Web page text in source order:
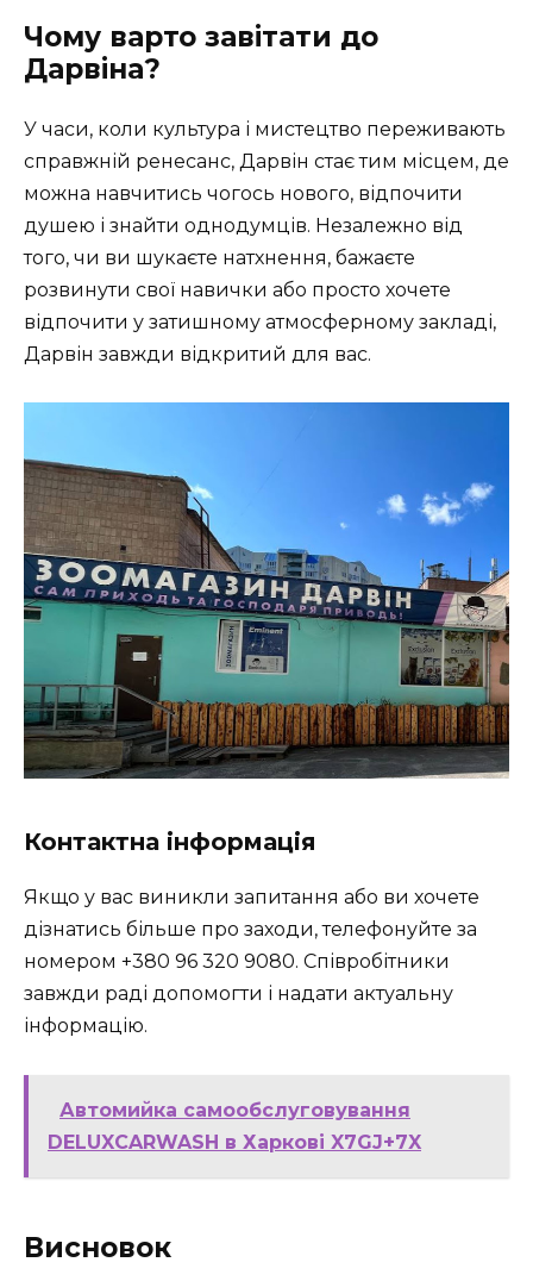
Чому варто завітати до
Дарвіна?
У часи, коли культура і мистецтво переживають
справжній ренесанс, Дарвін стає тим місцем, де
можна навчитись чогось нового, відпочити
душею і знайти однодумців. Незалежно від
того, чи ви шукаєте натхнення, бажаєте
розвинути свої навички або просто хочете
відпочити у затишному атмосферному закладі,
Дарвін завжди відкритий для вас.
Контактна інформація
Якщо у вас виникли запитання або ви хочете
дізнатись більше про заходи, телефонуйте за
номером +380 96 320 9080. Співробітники
завжди раді допомогти і надати актуальну
інформацію.
Автомийка самообслуговування
DELUXCARWASH в Харкові X7GJ+7X
Висновок